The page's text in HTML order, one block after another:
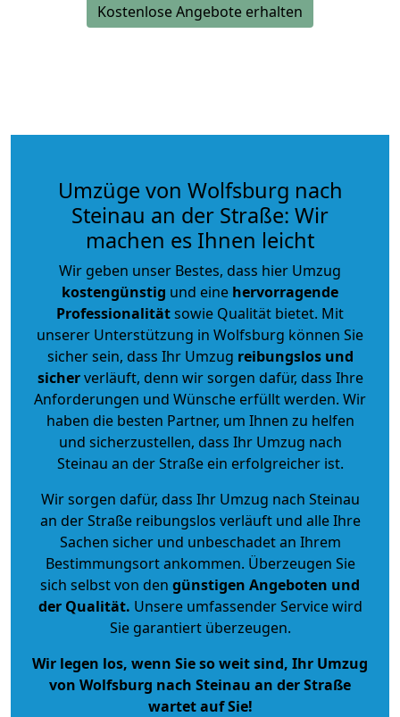
Kostenlose Angebote erhalten
Umzüge von Wolfsburg nach
Steinau an der Straße: Wir
machen es Ihnen leicht
Wir geben unser Bestes, dass hier Umzug
kostengünstig und eine hervorragende
Professionalitätsowie Qualität bietet. Mit
unserer Unterstützung in Wolfsburg können Sie
sicher sein, dass Ihr Umzug reibungslos und
sicherverläuft, denn wir sorgen dafür, dass Ihre
Anforderungen und Wünsche erfüllt werden. Wir
haben die besten Partner, um Ihnen zu helfen
und sicherzustellen, dass Ihr Umzug nach
Steinau an der Straße ein erfolgreicher ist.
Wir sorgen dafür, dass Ihr Umzug nach Steinau
an der Straße reibungslos verläuft und alle Ihre
Sachen sicher und unbeschadet an Ihrem
Bestimmungsort ankommen. Überzeugen Sie
sich selbst von den günstigen Angeboten und
der Qualität. Unsere umfassender Service wird
Sie garantiert überzeugen.
Wir legen los, wenn Sie so weit sind, Ihr Umzug
von Wolfsburg nach Steinau an der Straße
wartet auf Sie!